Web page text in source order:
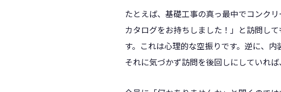
たとえば、基礎工事の真っ最中でコンク
カタログをお持ちしました！」と訪問し
す。これは心理的な空振りです。逆に、
それに気づかず訪問を後回しにしていれ